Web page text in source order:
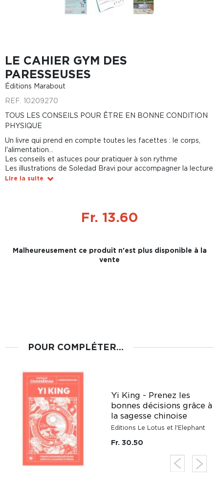
LE CAHIER GYM DES
PARESSEUSES
Éditions Marabout
REF. 10209270
TOUS LES CONSEILS POUR ÊTRE EN BONNE CONDITION
PHYSIQUE
Un livre qui prend en compte toutes les facettes : le corps,
l'alimentation...
Les conseils et astuces pour pratiquer à son rythme
Les illustrations de Soledad Bravi pour accompagner la lecture
Lire la suite
Fr. 13.60
Malheureusement ce produit n'est plus disponible à la
vente
POUR COMPLÉTER...
Yi King - Prenez les
bonnes décisions grâce à
la sagesse chinoise
Editions Le Lotus et l'Elephant
Fr. 30.50